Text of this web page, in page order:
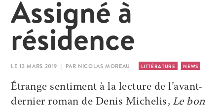
Assigné à
résidence
LE 13 MARS 2019 | PAR NICOLAS MOREAU LITTÉRATURE NEWS
Étrange sentiment à la lecture de l’avant-
dernier roman de Denis Michelis, Le bon